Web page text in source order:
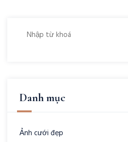
Danh mục
Ảnh cưới đẹp